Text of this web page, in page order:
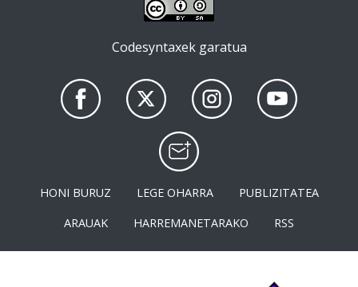
Codesyntaxek garatua
HONI BURUZ LEGE OHARRA
PUBLIZITATEA
ARAUAK
HARREMANETARAKO RSS